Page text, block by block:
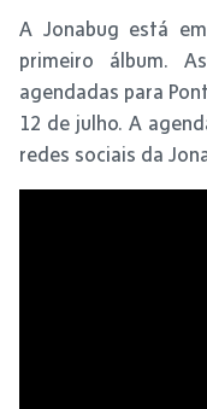
A Jonabug está
primeiro álbum.
agendadas para
12 de julho. A
redes sociais da